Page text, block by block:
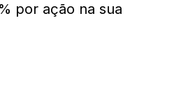
por ação na sua